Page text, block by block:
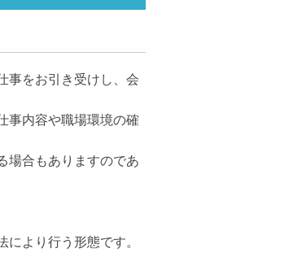
事をお引き受けし、会
事内容や職場環境の確
場合もありますのであ
より行う形態です。